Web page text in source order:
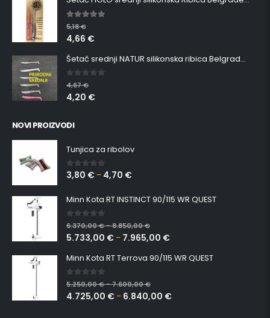
5.00out of 5
5,18€
4,66 €
Šetač srednji NATUR silikonska ribica Belgrade Walker
0 out of 5
4,67€
4,20 €
NOVI PROIZVODI
Tunjica za ribolov
0 out of 5
3,80 € – 4,70 €
Minn Kota RT INSTINCT 90/115 WR QUEST
0 out of 5
6.370,00€–8.850,00€
5.733,00 € – 7.965,00 €
Minn Kota RT Terrova 90/115 WR QUEST
0 out of 5
5.250,00€–7.600,00€
4.725,00 € – 6.840,00 €